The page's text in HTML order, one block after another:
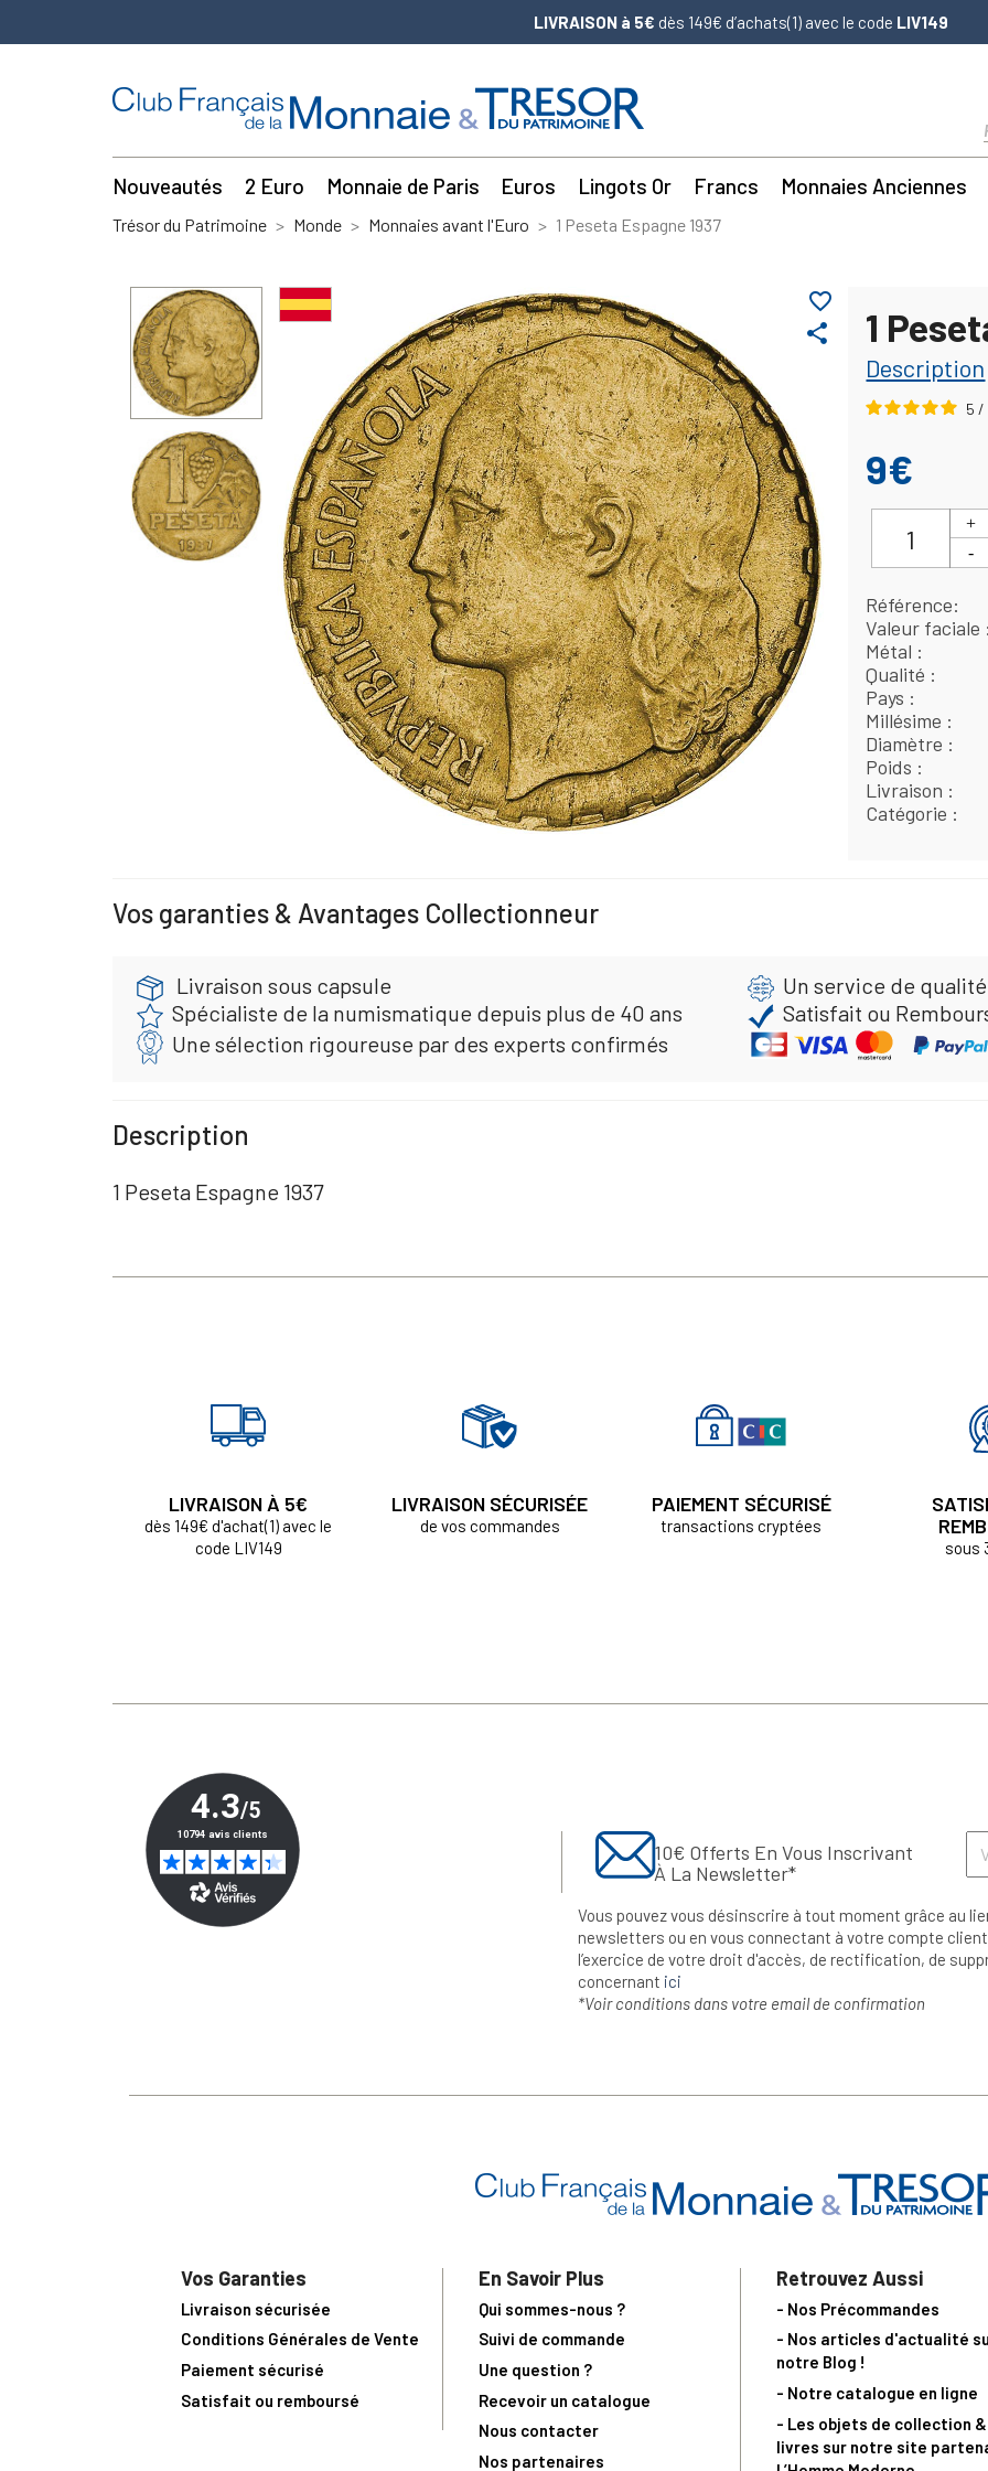
LIVRAISON à 5€ dès 149€ d’achats(1) avec le code LIV149
Nouveautés 2 Euro Monnaie de Paris Euros Lingots Or Francs Monnaies Anciennes
Trésor du Patrimoine Monde Monnaies avant l'Euro 1 Peseta Espagne 1937
share
favorite_border
1
Description
5 /
9€
Référence
Valeur faciale
Métal
Qualité
Pays
Millésime
Diamètre
Poids
Livraison
Catégorie
Vos garanties & Avantages Collectionneur
Livraison sous capsule
Un service de
Spécialiste de la numismatique depuis plus de 40 ans
Satisfait ou
Une sélection rigoureuse par des experts confirmés
Description
1 Peseta Espagne 1937
LIVRAISON À 5€
dès 149€ d'achat(1) avec le
code LIV149
LIVRAISON SÉCURISÉE
de vos commandes
PAIEMENT SÉCURISÉ
transactions cryptées
sous
10€ Offerts En Vous Inscrivant
À La Newsletter*
Vous pouvez vous désinscrire à tout moment grâce au
newsletters ou en vous connectant à votre compte
l’exercice de votre droit d'accès, de rectification, de
concernant ici
*Voir conditions dans votre email de confirmation
Vos Garanties
Livraison sécurisée
Conditions Générales de Vente
Paiement sécurisé
Satisfait ou remboursé
En Savoir Plus
Qui sommes-nous ?
Suivi de commande
Une question ?
Recevoir un catalogue
Nous contacter
Nos partenaires
Retrouvez Aussi
- Nos Précommandes
- Nos articles d'actualité
notre Blog !
- Notre catalogue en ligne
- Les objets de collection
livres sur notre site